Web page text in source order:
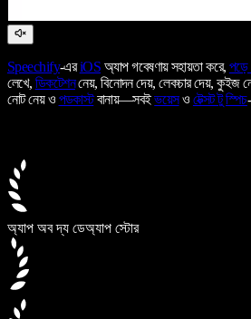
Speechify-এরiOS অ্যাপ গবেষণায় সহায়তা করে, পড়ে
লেখে, ডিকটেশননেয়, বিনোদন দেয়, লেকচার দেয়, কুইজ
নোট নেয় ও পডকাস্টবানায়—সবইভয়েসও টেক্সট টু স্পিচ
অ্যাপ অব দ্য ডেঅ্যাপ স্টোর